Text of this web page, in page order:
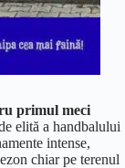
primul meci
elită a handbalului
intense,
chiar pe terenul